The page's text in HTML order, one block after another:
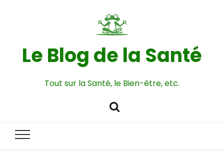
Le Blog de la Santé
Tout sur la Santé, le Bien-être, etc.